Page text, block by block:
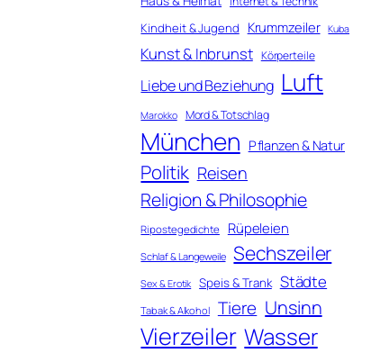
Kindheit & Jugend Krummzeiler Kuba
Kunst & Inbrunst Körperteile
Liebe und Beziehung Luft
Marokko Mord & Totschlag
München Pflanzen & Natur
Politik Reisen
Religion & Philosophie
Ripostegedichte Rüpeleien
Schlaf & Langeweile Sechszeiler
Sex & Erotik Speis & Trank Städte
Tabak & Alkohol Tiere Unsinn
Vierzeiler Wasser